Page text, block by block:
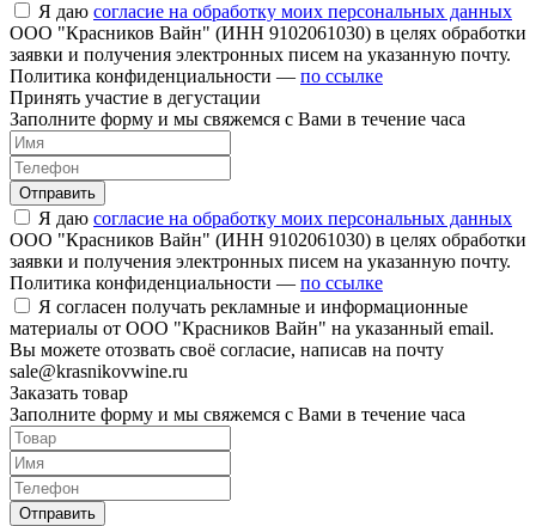
Я даю согласие на обработку моих персональных данных
ООО "Красников Вайн" (ИНН 9102061030) в целях обработки
заявки и получения электронных писем на указанную почту.
Политика конфиденциальности — по ссылке
Принять участие в дегустации
Заполните форму и мы свяжемся с Вами в течение часа
Отправить
Я даю согласие на обработку моих персональных данных
ООО "Красников Вайн" (ИНН 9102061030) в целях обработки
заявки и получения электронных писем на указанную почту.
Политика конфиденциальности — по ссылке
Я согласен получать рекламные и информационные
материалы от ООО "Красников Вайн" на указанный email.
Вы можете отозвать своё согласие, написав на почту
sale@krasnikovwine.ru
Заказать товар
Заполните форму и мы свяжемся с Вами в течение часа
Отправить